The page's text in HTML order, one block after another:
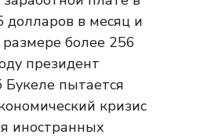
долларов в месяц и
более 256
президент
пытается
кризис
иностранных